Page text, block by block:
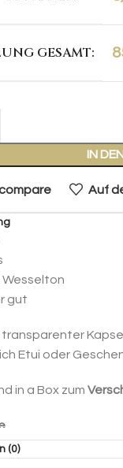
GESAMT:
IN
Auf
gut
Etui oder
in a Box zum
in unsere
(0)